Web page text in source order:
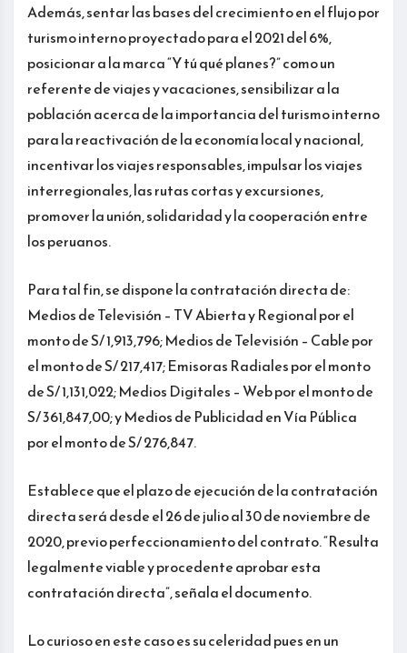
Además, sentar las bases del crecimiento en el flujo por
turismo interno proyectado para el 2021 del 6%,
posicionar a la marca “Y tú qué planes?” como un
referente de viajes y vacaciones, sensibilizar a la
población acerca de la importancia del turismo interno
para la reactivación de la economía local y nacional,
incentivar los viajes responsables, impulsar los viajes
interregionales, las rutas cortas y excursiones,
promover la unión, solidaridad y la cooperación entre
los peruanos.
Para tal fin, se dispone la contratación directa de:
Medios de Televisión – TV Abierta y Regional por el
monto de S/ 1,913,796; Medios de Televisión – Cable por
el monto de S/ 217,417; Emisoras Radiales por el monto
de S/ 1,131,022; Medios Digitales – Web por el monto de
S/ 361,847,00; y Medios de Publicidad en Vía Pública
por el monto de S/ 276,847.
Establece que el plazo de ejecución de la contratación
directa será desde el 26 de julio al 30 de noviembre de
2020, previo perfeccionamiento del contrato. “Resulta
legalmente viable y procedente aprobar esta
contratación directa”, señala el documento.
Lo curioso en este caso es su celeridad pues en un